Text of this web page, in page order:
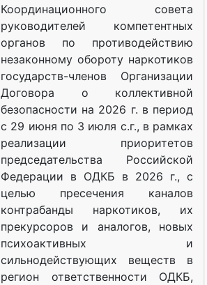
Координационного совета
руководителей компетентных
органов по противодействию
незаконному обороту наркотиков
государств-членов Организации
Договора о коллективной
безопасности на 2026 г. в период
с 29 июня по 3 июля с.г., в рамках
реализации приоритетов
председательства Российской
Федерации в ОДКБ в 2026 г., с
целью пресечения каналов
контрабанды наркотиков, их
прекурсоров и аналогов, новых
психоактивных и
сильнодействующих веществ в
регион ответственности ОДКБ,